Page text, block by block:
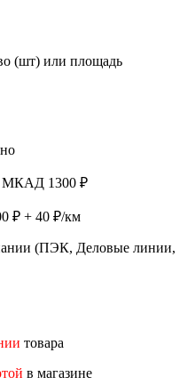
(шт) или площадь
МКАД 1300 ₽
₽ + 40 ₽/км
(ПЭК, Деловые линии,
товара
в магазине